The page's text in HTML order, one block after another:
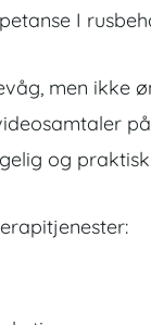
I
men ikke
og